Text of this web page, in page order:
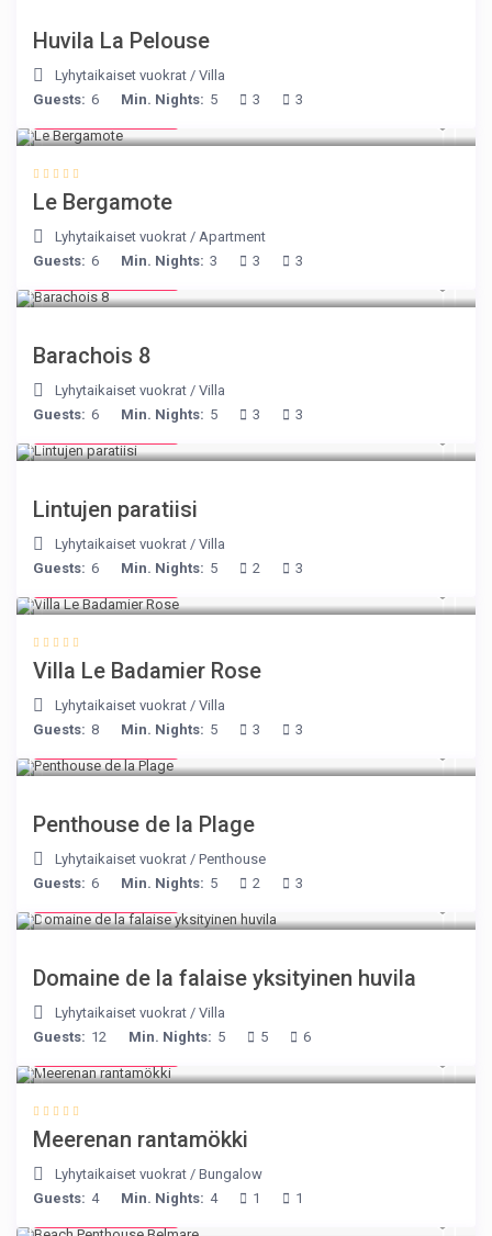
Huvila La Pelouse
Lyhytaikaiset vuokrat /Villa
Guests: 6 Min. Nights: 5 3 3
Le Bergamote
Lyhytaikaiset vuokrat /Apartment
Guests: 6 Min. Nights: 3 3 3
Barachois 8
Lyhytaikaiset vuokrat /Villa
Guests: 6 Min. Nights: 5 3 3
Lintujen paratiisi
Lyhytaikaiset vuokrat /Villa
Guests: 6 Min. Nights: 5 2 3
Villa Le Badamier Rose
Lyhytaikaiset vuokrat /Villa
Guests: 8 Min. Nights: 5 3 3
Penthouse de la Plage
Lyhytaikaiset vuokrat /Penthouse
Guests: 6 Min. Nights: 5 2 3
Domaine de la falaise yksityinen huvila
Lyhytaikaiset vuokrat /Villa
Guests: 12 Min. Nights: 5 5 6
Meerenan rantamökki
Lyhytaikaiset vuokrat /Bungalow
Guests: 4 Min. Nights: 4 1 1